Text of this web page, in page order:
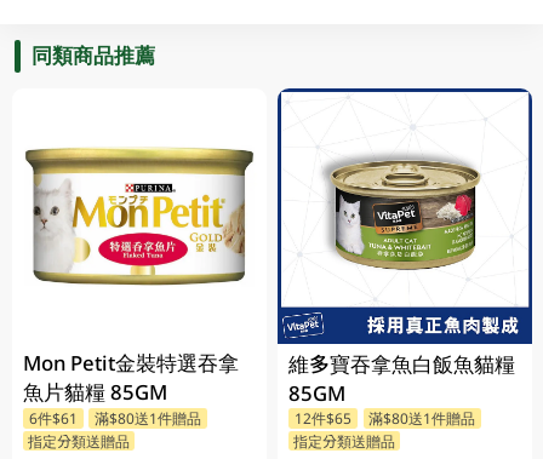
同類商品推薦
Mon Petit金裝特選吞拿
魚片貓糧 85GM
6件$61
滿$80送1件贈品
指定分類送贈品
維多寶吞拿魚白飯魚貓糧
85GM
12件$65
滿$80送1件贈品
指定分類送贈品